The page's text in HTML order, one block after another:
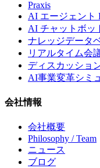
Praxis
AI エージェント
AI チャットボッ
ナレッジデータ
リアルタイム会
ディスカッショ
AI事業変革シミ
会社情報
会社概要
Philosophy / Team
ニュース
ブログ